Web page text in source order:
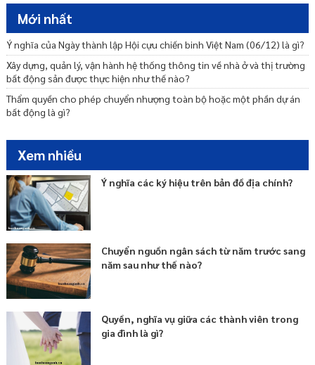
Mới nhất
Ý nghĩa của Ngày thành lập Hội cựu chiến binh Việt Nam (06/12) là gì?
Xây dựng, quản lý, vận hành hệ thống thông tin về nhà ở và thị trường
bất động sản được thực hiện như thế nào?
Thẩm quyền cho phép chuyển nhượng toàn bộ hoặc một phần dự án
bất động là gì?
Xem nhiều
Ý nghĩa các ký hiệu trên bản đồ địa chính?
Chuyển nguồn ngân sách từ năm trước sang
năm sau như thế nào?
Quyền, nghĩa vụ giữa các thành viên trong
gia đình là gì?